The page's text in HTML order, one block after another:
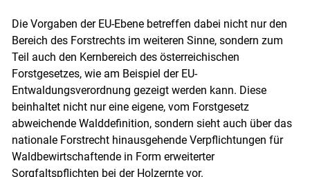
Die Vorgaben der EU-Ebene betreffen dabei nicht nur den
Bereich des Forstrechts im weiteren Sinne, sondern zum
Teil auch den Kernbereich des österreichischen
Forstgesetzes, wie am Beispiel der EU-
Entwaldungsverordnung gezeigt werden kann. Diese
beinhaltet nicht nur eine eigene, vom Forstgesetz
abweichende Walddefinition, sondern sieht auch über das
nationale Forstrecht hinausgehende Verpflichtungen für
Waldbewirtschaftende in Form erweiterter
Sorgfaltspflichten bei der Holzernte vor.